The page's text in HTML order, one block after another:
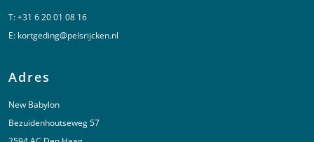
T:+31 6 20 01 08 16
E: kortgeding@pelsrijcken.nl
Adres
New Babylon
Bezuidenhoutseweg 57